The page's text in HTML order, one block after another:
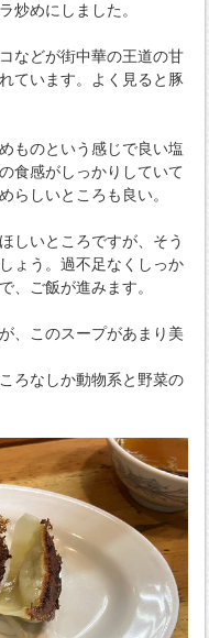
炒めにしました。
などが街中華の王道の甘
ています。よく見ると豚
ものという感じで良い塩
食感がしっかりしていて
らしいところも良い。
しいところですが、そう
ょう。過不足なくしっか
、ご飯が進みます。
、このスープがあまり美
ろなしか動物系と野菜の